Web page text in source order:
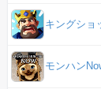
キングショ
モンハン